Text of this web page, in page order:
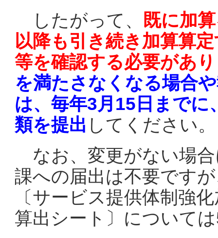
したがって、 既に加
以降も引き続き加算算
等を確認する必要があ
を満たさなくなる場合
は、毎年3月15日までに
類を提出 してください。
なお、変更がない場
課への届出は不要です
〔サービス提供体制強
算出シート〕について